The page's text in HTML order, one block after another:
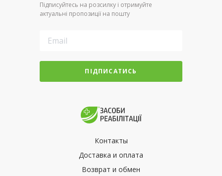
Підписуйтесь на розсилку і отримуйте
актуальні пропозиції на пошту
ПІДПИСАТИСЬ
Контакты
Доставка и оплата
Возврат и обмен